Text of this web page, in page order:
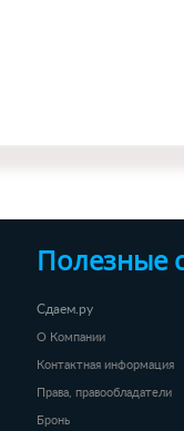
Полезные
Сдаем.ру
О Компании
Контактная информация
Права, правообладатели
Бронь